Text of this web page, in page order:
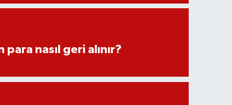
nasıl geri alınır?